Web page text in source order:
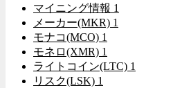
マイニング情報 1
メーカー(MKR) 1
モナコ(MCO) 1
モネロ(XMR) 1
ライトコイン(LTC) 1
リスク(LSK) 1